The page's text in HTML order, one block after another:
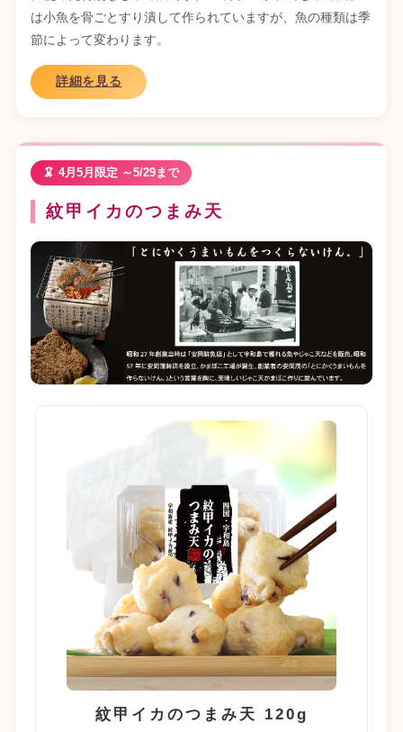
は小魚を骨ごとすり潰して作られていますが、魚の種類は季
節によって変わります。
詳細を見る
🦑 4月5月限定 ～5/29まで
紋甲イカのつまみ天
紋甲イカのつまみ天 120g